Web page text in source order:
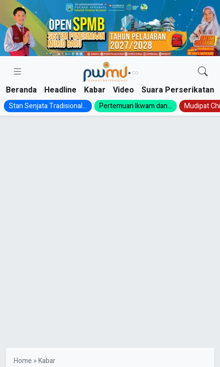
Skip
content
Beranda Headline Kabar Video Suara Perserikatan
Stan Senjata Tradisional... Pertemuan Ikwam dan... Mudipat
Home »Kabar